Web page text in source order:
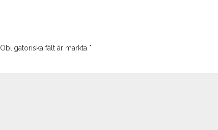
Obligatoriska fält är märkta *